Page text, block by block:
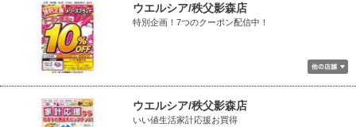
ウエルシア/秩父影森店
特別企画！7つのクーポン配信中！
ウエルシア/秩父影森店
いい値生活家計応援お買得